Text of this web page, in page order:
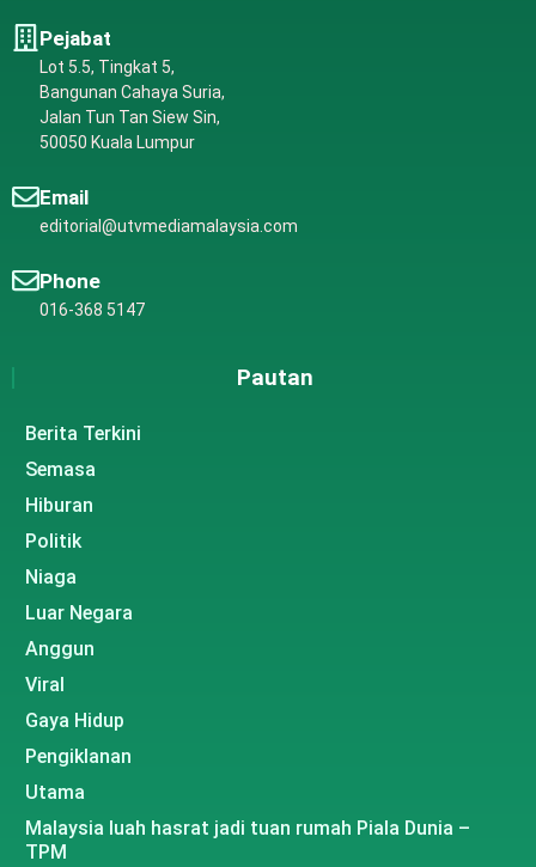
Pejabat
Lot 5.5, Tingkat 5,
Bangunan Cahaya Suria,
Jalan Tun Tan Siew Sin,
50050 Kuala Lumpur
Email
editorial@utvmediamalaysia.com
Phone
016-368 5147
Pautan
Berita Terkini
Semasa
Hiburan
Politik
Niaga
Luar Negara
Anggun
Viral
Gaya Hidup
Pengiklanan
Utama
Malaysia luah hasrat jadi tuan rumah Piala Dunia –
TPM